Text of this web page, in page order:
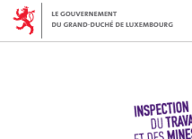
Aller
Aller
au